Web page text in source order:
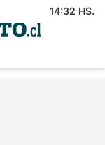
14:32 HS.